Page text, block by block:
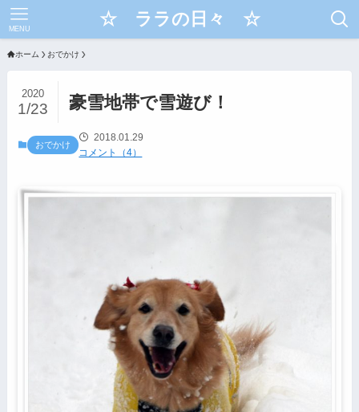
☆ ララの日々 ☆
MENU
ホーム おでかけ
豪雪地帯で雪遊び！
2020
1/23
おでかけ
2018.01.29
コメント（4）